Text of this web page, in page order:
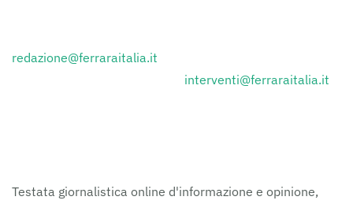
redazione@ferraraitalia.it
interventi@ferraraitalia.it
Testata giornalistica online d'informazione e opinione,